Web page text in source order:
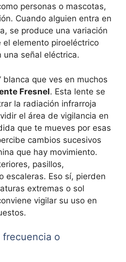
personas o mascotas,
Cuando alguien entra en
se produce una variación
elemento piroeléctrico
una señal eléctrica.
blanca que ves en muchos
Fresnel. Esta lente se
la radiación infrarroja
el área de vigilancia en
que te mueves por esas
cambios sucesivos
que hay movimiento.
pasillos,
escaleras. Eso sí, pierden
extremas o sol
vigilar su uso en
frecuencia o